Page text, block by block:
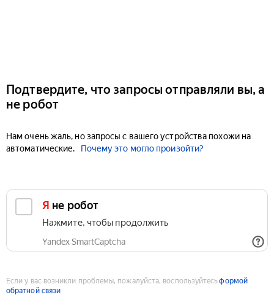
Подтвердите, что запросы отправляли вы, а
не робот
Нам очень жаль, но запросы с вашего устройства похожи на
автоматические.
Почему это могло произойти?
Я не робот
Нажмите, чтобы продолжить
Yandex SmartCaptcha
Если у вас возникли проблемы, пожалуйста, воспользуйтесьформой
обратной связи